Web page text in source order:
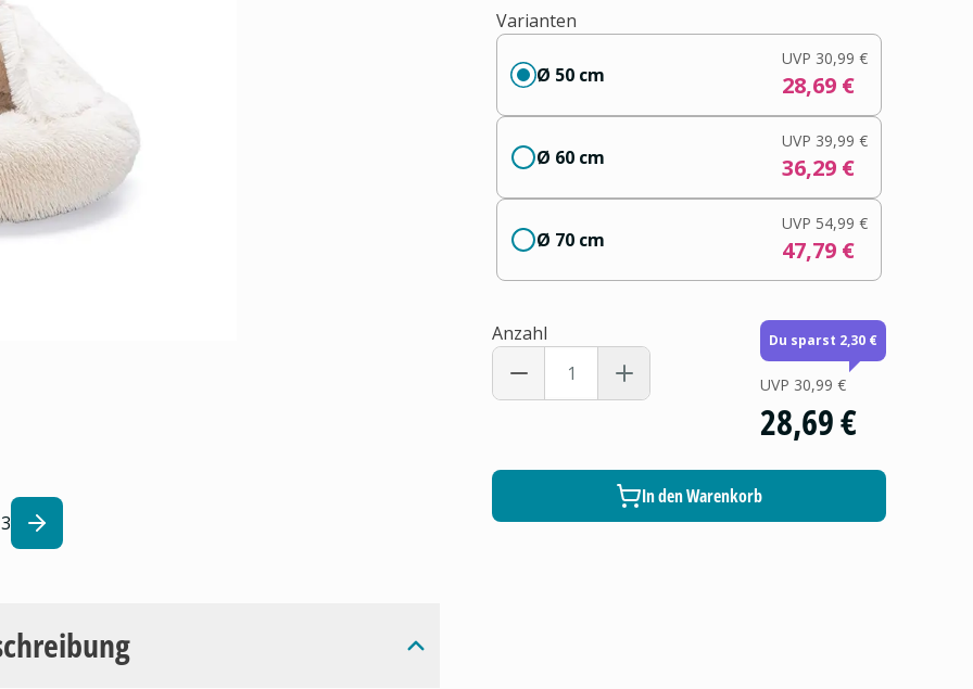
3
Varianten
Ø 50 cm
UVP 30,99 €
28,69 €
Ø 60 cm
UVP 39,99 €
36,29 €
Ø 70 cm
UVP 54,99 €
47,79 €
Anzahl Du sparst 2,30 €
UVP 30,99 €
28,69 €
In den Warenkorb